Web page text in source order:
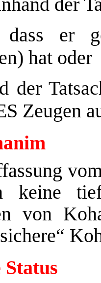
dass er
hat oder
der
Zeugen
keine
von